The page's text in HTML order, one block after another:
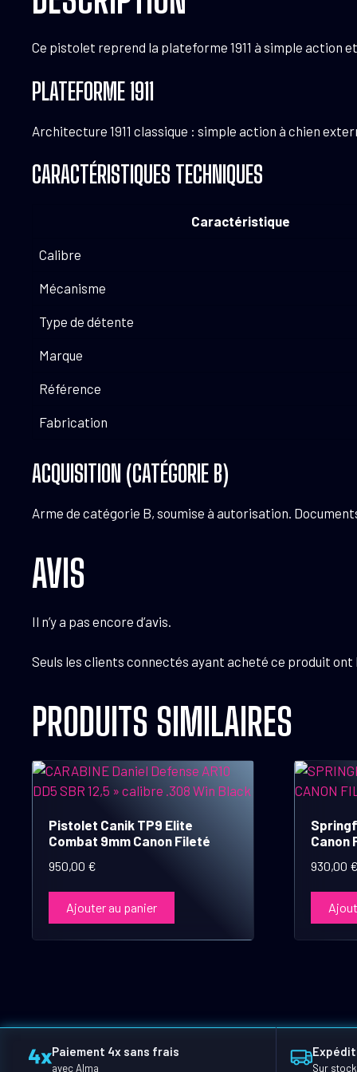
Ce pistolet reprend la plateforme 1911 à simple action
PLATEFORME 1911
Architecture 1911 classique : simple action à chien
CARACTÉRISTIQUES TECHNIQUES
Caractéristique
Calibre
Mécanisme
Type de détente
Marque
Référence
Fabrication
ACQUISITION (CATÉGORIE B)
Arme de catégorie B, soumise à autorisation.
AVIS
Il n’y a pas encore d’avis.
Seuls les clients connectés ayant acheté ce produit ont
PRODUITS SIMILAIRES
Pistolet Canik TP9 Elite
Combat 9mm Canon Fileté
950,00 €
Ajouter au panier
Canon
930,00 €
Paiement 4x sans frais
avec Alma Sur stock